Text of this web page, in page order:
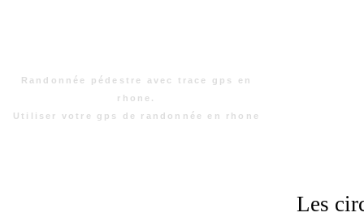
Randonnée pédestre avec trace gps en
rhone.
Utiliser votre gps de randonnée en rhone
Les